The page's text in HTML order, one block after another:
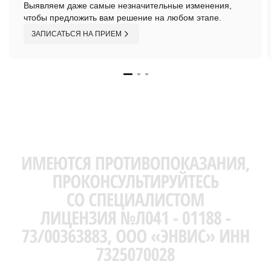
Выявляем даже самые незначительные изменения,
чтобы предложить вам решение на любом этапе.
ЗАПИСАТЬСЯ НА ПРИЕМ